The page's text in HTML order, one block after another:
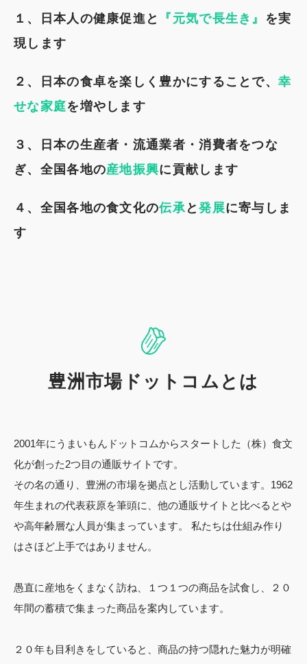
１、日本人の健康促進と 『元気で長生き』 を実
現します
２、日本の食卓を楽しく豊かにすることで、幸
せな家庭を増やします
３、日本の生産者・流通業者・消費者をつな
ぎ、全国各地の産地振興に貢献します
４、全国各地の食文化の伝承 と発展に寄与しま
す
豊洲市場ドットコムとは
2001年にうまいもんドットコムからスタートした（株）食文
化が創った2つ目の通販サイトです。
その名の通り、豊洲の市場を拠点とし活動しています。1962
年生まれの代表萩原を筆頭に、他の通販サイトと比べるとや
や高年齢層な人員が集まっています。 私たちは仕組み作り
はさほど上手ではありません。
愚直に産地をくまなく訪ね、１つ１つの商品を試食し、２０
年間の蓄積で集まった商品を案内しています。
２０年も目利きをしていると、商品の持つ隠れた魅力が明確